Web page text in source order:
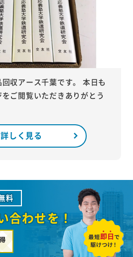
収アース千葉です。 本日も
ご閲覧いただきありがとう
詳しく見る
料
合わせを！